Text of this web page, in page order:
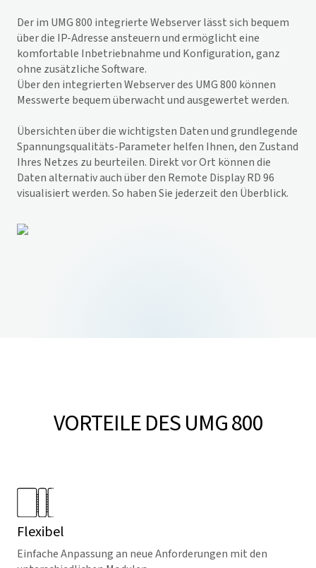
Der im UMG 800 integrierte Webserver lässt sich bequem
über die IP-Adresse ansteuern und ermöglicht eine
komfortable Inbetriebnahme und Konfiguration, ganz
ohne zusätzliche Software.
Über den integrierten Webserver des UMG 800 können
Messwerte bequem überwacht und ausgewertet werden.
Übersichten über die wichtigsten Daten und grundlegende
Spannungsqualitäts-Parameter helfen Ihnen, den Zustand
Ihres Netzes zu beurteilen. Direkt vor Ort können die
Daten alternativ auch über den Remote Display RD 96
visualisiert werden. So haben Sie jederzeit den Überblick.
VORTEILE DES UMG 800
Flexibel
Einfache Anpassung an neue Anforderungen mit den